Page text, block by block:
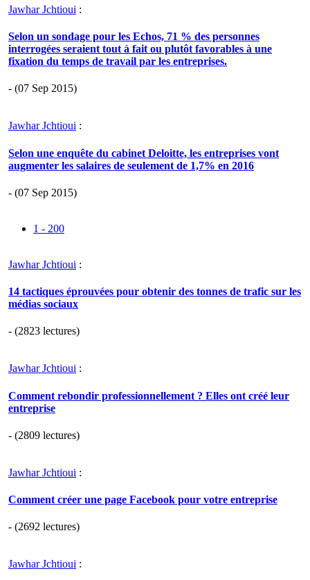
Jawhar Jchtioui :
Selon un sondage pour les Echos, 71 % des personnes
interrogées seraient tout à fait ou plutôt favorables à une
fixation du temps de travail par les entreprises.
- (07 Sep 2015)
Jawhar Jchtioui :
Selon une enquête du cabinet Deloitte, les entreprises vont
augmenter les salaires de seulement de 1,7% en 2016
- (07 Sep 2015)
1 - 200
Jawhar Jchtioui :
14 tactiques éprouvées pour obtenir des tonnes de trafic sur les
médias sociaux
- (2823 lectures)
Jawhar Jchtioui :
Comment rebondir professionnellement ? Elles ont créé leur
entreprise
- (2809 lectures)
Jawhar Jchtioui :
Comment créer une page Facebook pour votre entreprise
- (2692 lectures)
Jawhar Jchtioui :